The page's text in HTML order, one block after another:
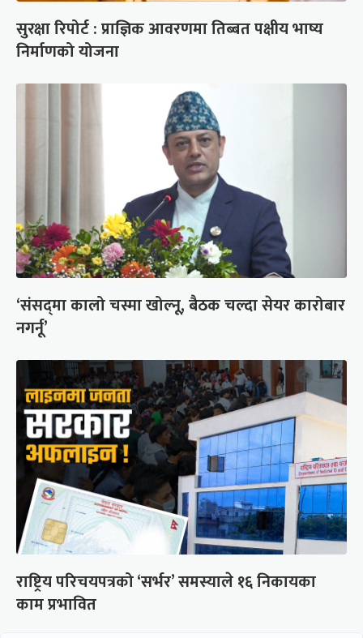
सुरक्षा रिपोर्ट : प्राज्ञिक आवरणमा तिब्बत पक्षीय भाष्य
निर्माणको योजना
‘संसद्‍मा कालो चस्मा खोल्नू, बैठक चल्दा सेयर कारोबार
नगर्नू’
राष्ट्रिय परिचयपत्रको ‘सर्भर’ समस्याले १६ निकायका
काम प्रभावित